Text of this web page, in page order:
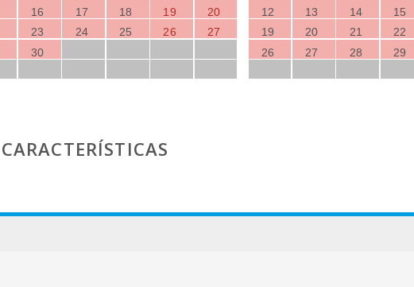
16 17 18 19
20
23 24 25 26
27
30
12
13 14 15
19
20 21 22
26
27 28 29
CARACTERÍSTICAS